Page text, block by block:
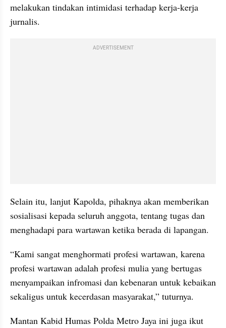
melakukan tindakan intimidasi terhadap kerja-kerja
jurnalis.
ADVERTISEMENT
Selain itu, lanjut Kapolda, pihaknya akan memberikan
sosialisasi kepada seluruh anggota, tentang tugas dan
menghadapi para wartawan ketika berada di lapangan.
“Kami sangat menghormati profesi wartawan, karena
profesi wartawan adalah profesi mulia yang bertugas
menyampaikan infromasi dan kebenaran untuk kebaikan
sekaligus untuk kecerdasan masyarakat,” tuturnya.
Mantan Kabid Humas Polda Metro Jaya ini juga ikut